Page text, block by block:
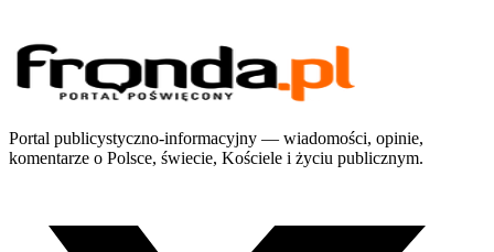
Portal publicystyczno-informacyjny — wiadomości, opinie,
komentarze o Polsce, świecie, Kościele i życiu publicznym.